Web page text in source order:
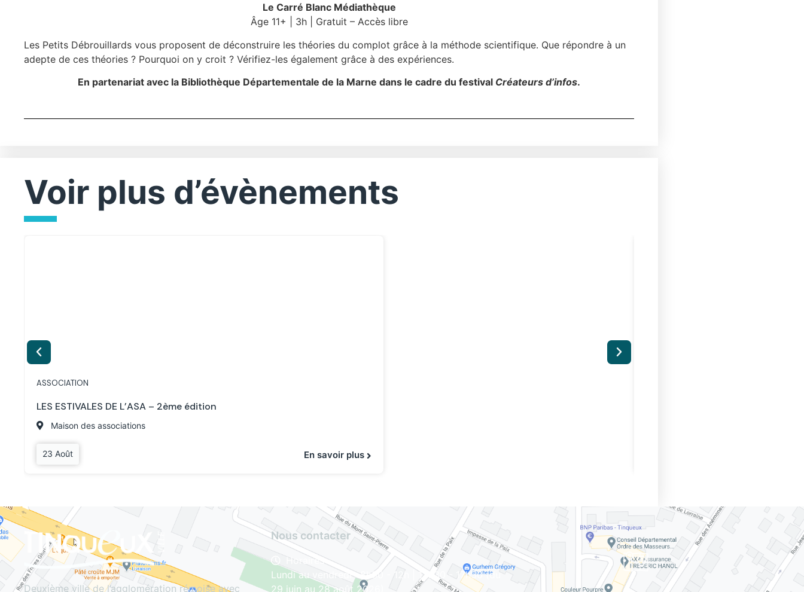
Le Carré Blanc Médiathèque
Âge 11+ | 3h | Gratuit – Accès libre
Les Petits Débrouillards vous proposent de déconstruire les théories du complot grâce à la méthode scientifique. Que répondre à un
adepte de ces théories ? Pourquoi on y croit ? Vérifiez-les également grâce à des expériences.
En partenariat avec la Bibliothèque Départementale de la Marne dans le cadre du festival Créateurs d’infos.
Voir plus d’évènements
ASSOCIATION
LES ESTIVALES DE L’ASA – 2ème édition
Maison des associations
23 Août En savoir plus
Deuxième ville de l’agglomération rémoise avec
Nous contacter
Horaires
Lundi au vendredi : 8h30 - 12h | 13h30 - 17h30 (du
29 juin au 28 août 2026)